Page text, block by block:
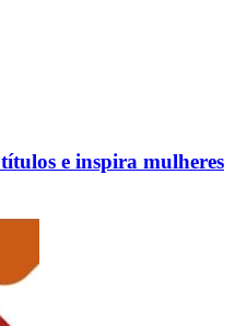
e inspira mulheres